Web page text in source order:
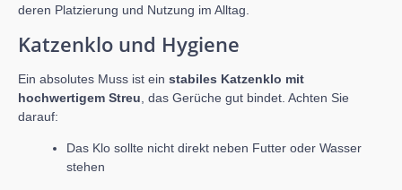
deren Platzierung und Nutzung im Alltag.
Katzenklo und Hygiene
Ein absolutes Muss ist ein stabiles Katzenklo mit
hochwertigem Streu , das Gerüche gut bindet. Achten Sie
darauf:
Das Klo sollte nicht direkt neben Futter oder Wasser
stehen